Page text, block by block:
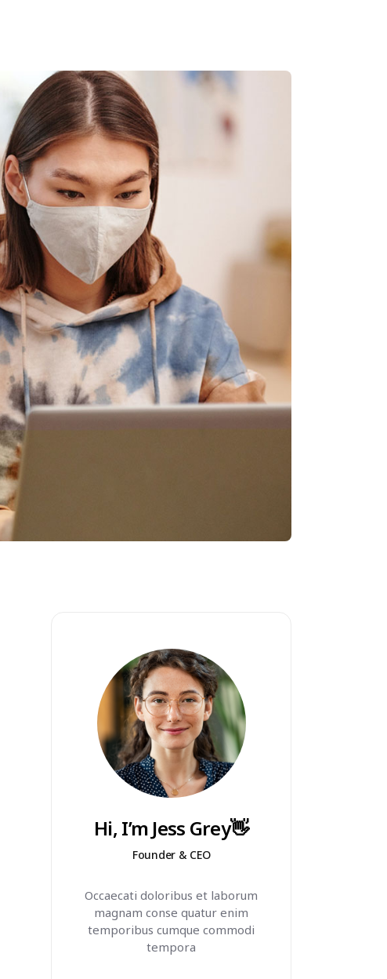
Hi, I’m Jess Grey👋
Founder & CEO
Occaecati doloribus et laborum
magnam conse quatur enim
temporibus cumque commodi
tempora